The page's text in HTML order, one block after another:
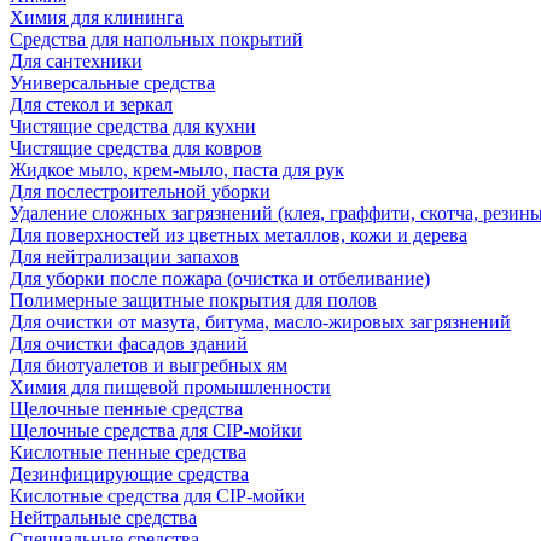
Химия для клининга
Средства для напольных покрытий
Для сантехники
Универсальные средства
Для стекол и зеркал
Чистящие средства для кухни
Чистящие средства для ковров
Жидкое мыло, крем-мыло, паста для рук
Для послестроительной уборки
Удаление сложных загрязнений (клея, граффити, скотча,
Для поверхностей из цветных металлов, кожи и дерева
Для нейтрализации запахов
Для уборки после пожара (очистка и отбеливание)
Полимерные защитные покрытия для полов
Для очистки от мазута, битума, масло-жировых загрязнений
Для очистки фасадов зданий
Для биотуалетов и выгребных ям
Химия для пищевой промышленности
Щелочные пенные средства
Щелочные средства для CIP-мойки
Кислотные пенные средства
Дезинфицирующие средства
Кислотные средства для CIP-мойки
Нейтральные средства